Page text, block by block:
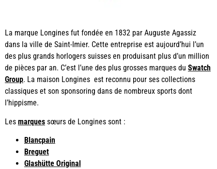
La marque Longines fut fondée en 1832 par Auguste Agassiz
dans la ville de Saint-Imier. Cette entreprise est aujourd’hui l’un
des plus grands horlogers suisses en produisant plus d’un million
de pièces par an. C’est l’une des plus grosses marques du Swatch
Group. La maison Longines est reconnu pour ses collections
classiques et son sponsoring dans de nombreux sports dont
l’hippisme.
Les marques sœurs de Longines sont :
Blancpain
Breguet
Glashütte Original